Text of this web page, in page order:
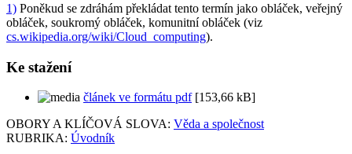
1) Poněkud se zdráhám překládat tento termín jako obláček, veřejný
obláček, soukromý obláček, komunitní obláček (viz
cs.wikipedia.org/wiki/Cloud_computing).
Ke stažení
článek ve formátu pdf[153,66 kB]
OBORY A KLÍČOVÁ SLOVA: Věda a společnost
RUBRIKA: Úvodník